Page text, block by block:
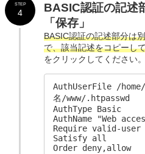
BASIC認証の記述
「保存」
BASIC認証の記述部分は
で、該当記述をコピーし
をクリックしてください。
AuthUserFile /home/
名/www/.htpasswd
AuthType Basic
AuthName "Web
Require valid-user
Satisfy all
Order deny,allow
STEP
4